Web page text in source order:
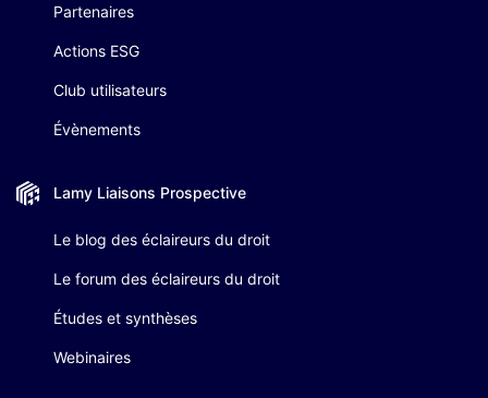
Partenaires
Actions ESG
Club utilisateurs
Évènements
Lamy Liaisons Prospective
Le blog des éclaireurs du droit
Le forum des éclaireurs du droit
Études et synthèses
Webinaires